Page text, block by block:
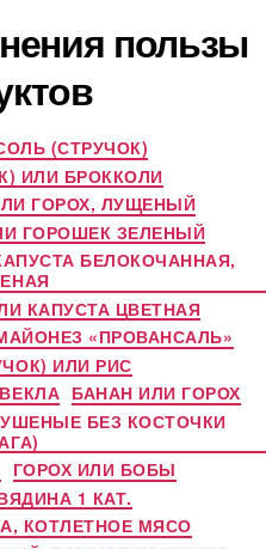
пользы
(СТРУЧОК)
ИЛИ БРОККОЛИ
ГОРОХ, ЛУЩЕНЫЙ
ГОРОШЕК ЗЕЛЕНЫЙ
БЕЛОКОЧАННАЯ,
КАПУСТА ЦВЕТНАЯ
«ПРОВАНСАЛЬ»
ИЛИ РИС
БАНАН ИЛИ ГОРОХ
БЕЗ КОСТОЧКИ
ГОРОХ ИЛИ БОБЫ
1 КАТ.
КОТЛЕТНОЕ МЯСО